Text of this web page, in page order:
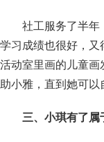
社工服务了半年
学习成绩也很好，又
活动室里画的儿童画
助小雅，直到她可以
三、小琪有了属